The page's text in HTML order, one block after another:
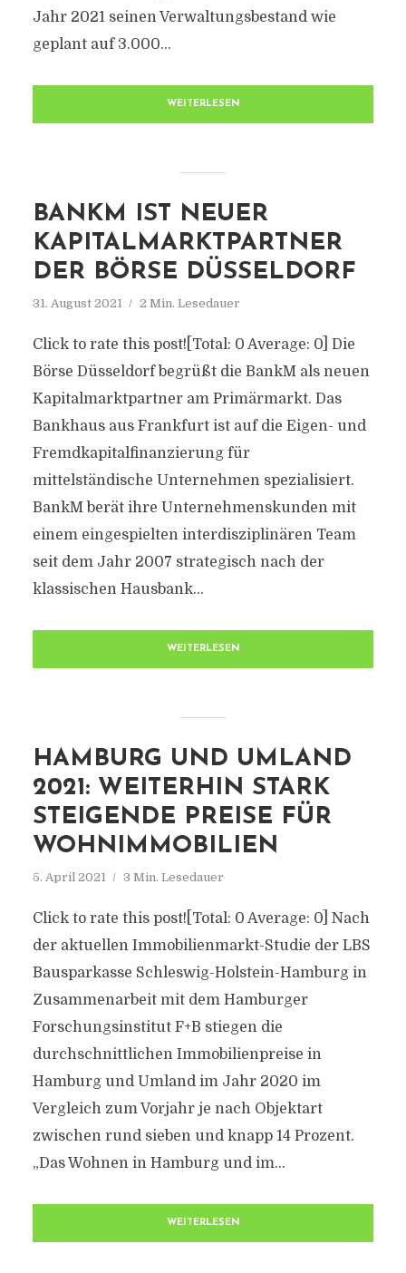
Jahr 2021 seinen Verwaltungsbestand wie
geplant auf 3.000...
WEITERLESEN
BANKM IST NEUER
KAPITALMARKTPARTNER
DER BÖRSE DÜSSELDORF
31. August 2021 2 Min. Lesedauer
Click to rate this post![Total: 0 Average: 0] Die
Börse Düsseldorf begrüßt die BankM als neuen
Kapitalmarktpartner am Primärmarkt. Das
Bankhaus aus Frankfurt ist auf die Eigen- und
Fremdkapitalfinanzierung für
mittelständische Unternehmen spezialisiert.
BankM berät ihre Unternehmenskunden mit
einem eingespielten interdisziplinären Team
seit dem Jahr 2007 strategisch nach der
klassischen Hausbank...
WEITERLESEN
HAMBURG UND UMLAND
2021: WEITERHIN STARK
STEIGENDE PREISE FÜR
WOHNIMMOBILIEN
5. April 2021 3 Min. Lesedauer
Click to rate this post![Total: 0 Average: 0] Nach
der aktuellen Immobilienmarkt-Studie der LBS
Bausparkasse Schleswig-Holstein-Hamburg in
Zusammenarbeit mit dem Hamburger
Forschungsinstitut F+B stiegen die
durchschnittlichen Immobilienpreise in
Hamburg und Umland im Jahr 2020 im
Vergleich zum Vorjahr je nach Objektart
zwischen rund sieben und knapp 14 Prozent.
„Das Wohnen in Hamburg und im...
WEITERLESEN